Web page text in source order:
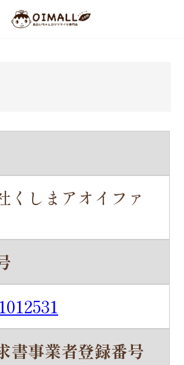
くしまアオイファ
書事業者登録番号